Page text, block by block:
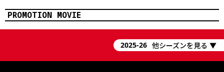
PROMOTION MOVIE